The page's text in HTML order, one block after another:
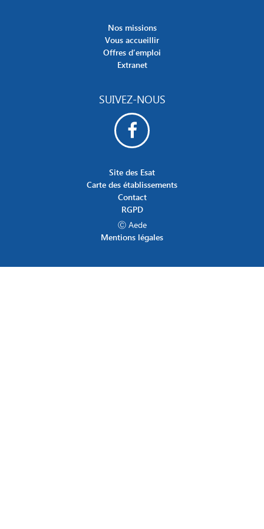
Nos missions
Vous accueillir
Offres d’emploi
Extranet
SUIVEZ-NOUS
Site des Esat
Carte des établissements
Contact
RGPD
Ⓒ Aede
Mentions légales